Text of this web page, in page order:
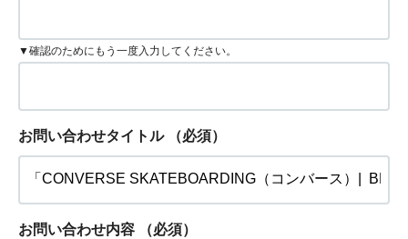
▼確認のためにもう一度入力してください。
お問い合わせタイトル （必須）
お問い合わせ内容 （必須）